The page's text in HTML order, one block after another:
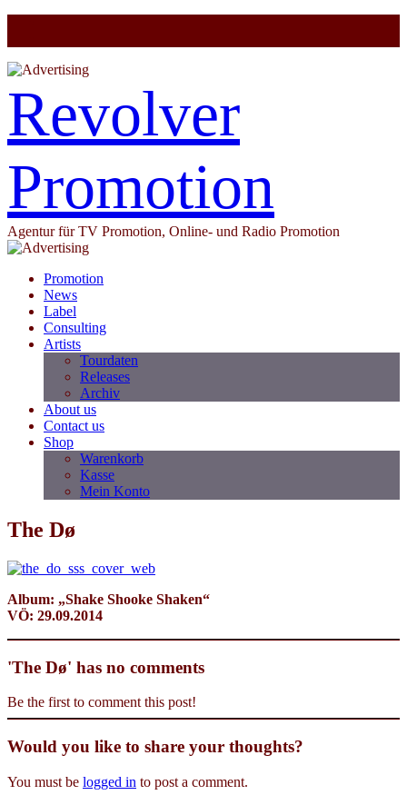
Revolver
Promotion
Agentur für TV Promotion, Online- und Radio Promotion
Promotion
News
Label
Consulting
Artists
Tourdaten
Releases
Archiv
About us
Contact us
Shop
Warenkorb
Kasse
Mein Konto
The Dø
Album: „Shake Shooke Shaken“
VÖ: 29.09.2014
'The Dø' has no comments
Be the first to comment this post!
Would you like to share your thoughts?
You must be logged in to post a comment.